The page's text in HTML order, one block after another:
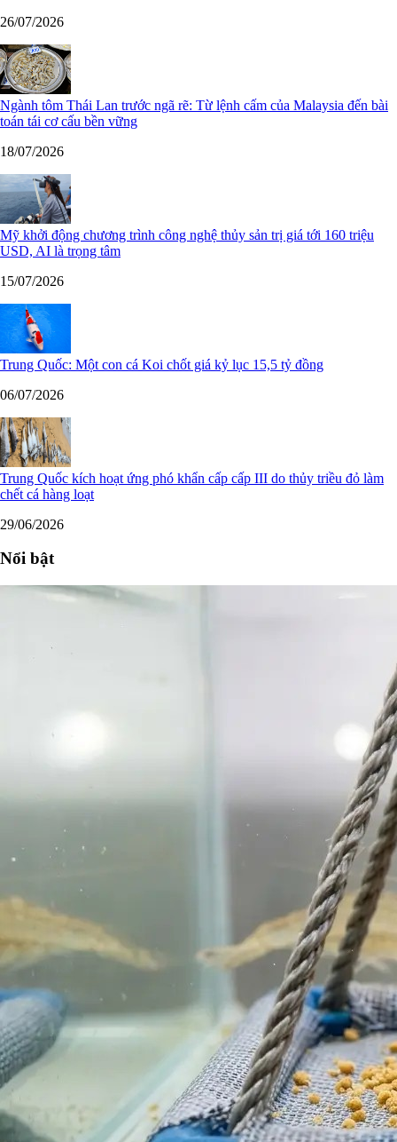
26/07/2026
Ngành tôm Thái Lan trước ngã rẽ: Từ lệnh cấm của Malaysia đến bài
toán tái cơ cấu bền vững
18/07/2026
Mỹ khởi động chương trình công nghệ thủy sản trị giá tới 160 triệu
USD, AI là trọng tâm
15/07/2026
Trung Quốc: Một con cá Koi chốt giá kỷ lục 15,5 tỷ đồng
06/07/2026
Trung Quốc kích hoạt ứng phó khẩn cấp cấp III do thủy triều đỏ làm
chết cá hàng loạt
29/06/2026
Nổi bật